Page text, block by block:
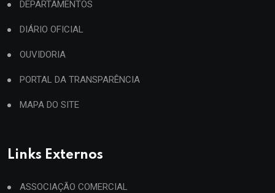
DEPARTAMENTOS
DIÁRIO OFICIAL
OUVIDORIA
PORTAL DA TRANSPARÊNCIA
MAPA DO SITE
Links Externos
ASSOCIAÇÃO COMERCIAL